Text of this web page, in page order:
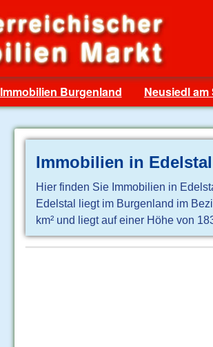
Immobilien Burgenland Neusiedl am
Immobilien in Edelstal
Hier finden Sie Immobilien in
Edelstal liegt im Burgenland im
km² und liegt auf einer Höhe von